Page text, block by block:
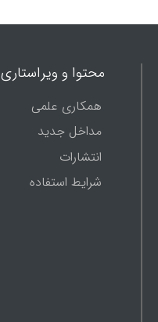
محتوا و ویراستاری
همکاری علمی
مداخل جدید
انتشارات
شرایط استفاده